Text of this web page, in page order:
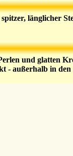
länglicher
und glatten
- außerhalb in